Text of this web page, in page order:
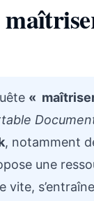
«
, notamment
une